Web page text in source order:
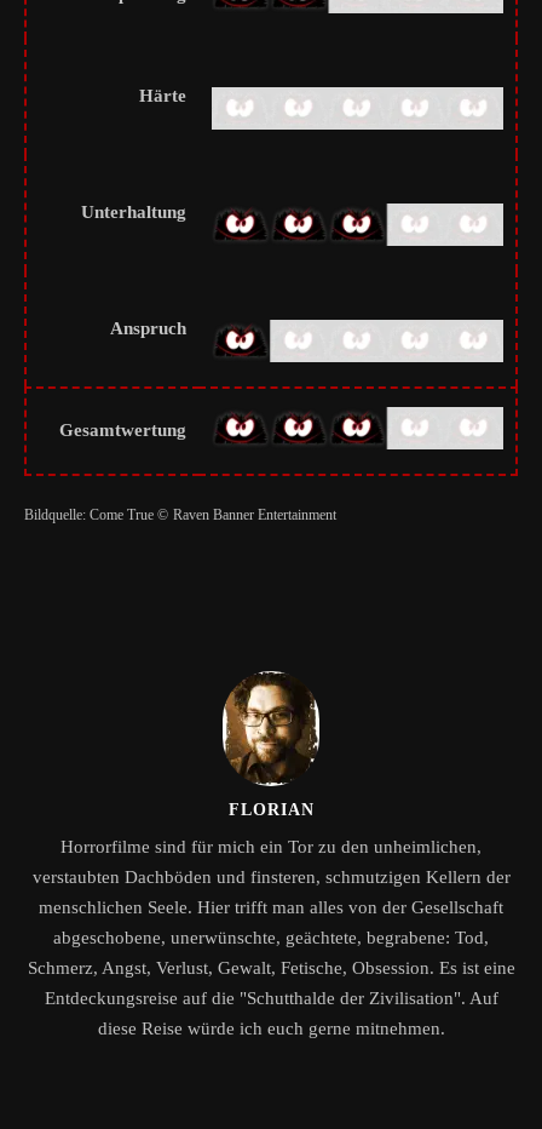
Härte
Unterhaltung
Anspruch
Gesamtwertung
Bildquelle: Come True © Raven Banner Entertainment
FLORIAN
Horrorfilme sind für mich ein Tor zu den unheimlichen,
verstaubten Dachböden und finsteren, schmutzigen Kellern der
menschlichen Seele. Hier trifft man alles von der Gesellschaft
abgeschobene, unerwünschte, geächtete, begrabene: Tod,
Schmerz, Angst, Verlust, Gewalt, Fetische, Obsession. Es ist eine
Entdeckungsreise auf die "Schutthalde der Zivilisation". Auf
diese Reise würde ich euch gerne mitnehmen.